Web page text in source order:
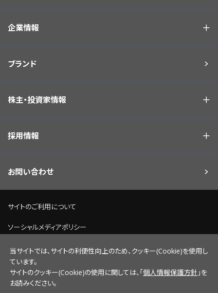
企業情報
ブランド
株主・投資家情報
採用情報
お問い合わせ
サイトのご利用について
ソーシャルメディアポリシー
個人情報保護方針
脆弱性情報開示ポリシー
サイトマップ
当サイトでは、サイトの利便性向上のため、クッキー(Cookie)を使用し
ています。
サイトのクッキー(Cookie)の使用に関しては、「個人情報保護方針 」を
お読みください。